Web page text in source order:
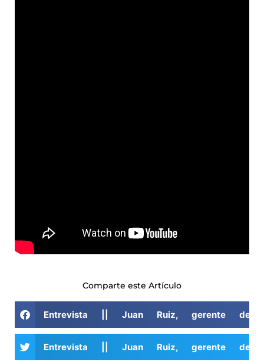
Comparte este Artículo
Entrevista || Juan Ruiz, gerente de
Entrevista || Juan Ruiz, gerente de